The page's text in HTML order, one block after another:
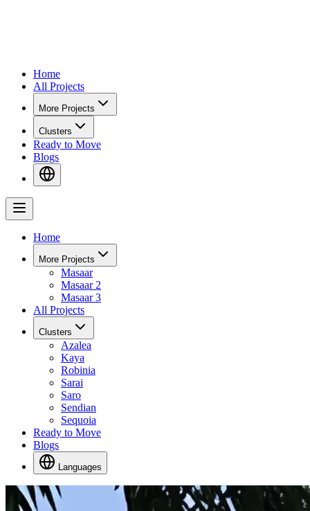
Home
All Projects
More Projects
Clusters
Ready to Move
Blogs
Home
More Projects
Masaar
Masaar 2
Masaar 3
All Projects
Clusters
Azalea
Kaya
Robinia
Sarai
Saro
Sendian
Sequoia
Ready to Move
Blogs
Languages